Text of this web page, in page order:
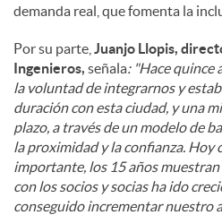
demanda real, que fomenta la
Por su parte, Juanjo Llopis,
Ingenieros, señala: "Hace quince
la voluntad de integrarnos y
duración con esta ciudad, y una
plazo, a través de un modelo de
la proximidad y la confianza. Hoy
importante, los 15 años
con los socios y socias ha ido
conseguido incrementar nuestro